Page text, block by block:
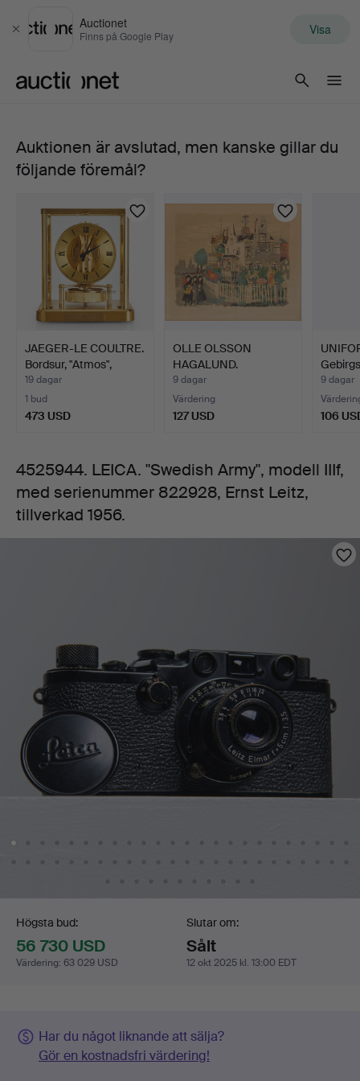
Stäng
Auctionet
Finns på Google Play Visa
LEICA.
Army",
modell
med
serienummer
822928,
Ernst
Leitz,
tillverkad
Auktionen är avslutad, men kanske gillar du
följande föremål?
JAEGER-LE COULTRE.
Bordsur, "Atmos",
serie…
19 dagar
1 bud
473 USD
OLLE OLSSON
HAGALUND.
Frälsningsarmén, fär…
9 dagar
Värdering
127 USD
9 dagar
106
4525944. LEICA. "Swedish Army", modell IIIf,
med serienummer 822928, Ernst Leitz,
tillverkad 1956.
Budgivning
Högsta bud:
56 730 USD
Värdering: 63 029 USD
Slutar om:
Sålt
12 okt 2025 kl. 13:00 EDT
Har du något liknande att sälja?
Gör en kostnadsfri värdering!